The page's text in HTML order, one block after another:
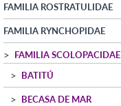
FAMILIA ROSTRATULIDAE
FAMILIA RYNCHOPIDAE
FAMILIA SCOLOPACIDAE
BATITÚ
BECASA DE MAR